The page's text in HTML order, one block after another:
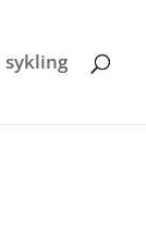
sykling